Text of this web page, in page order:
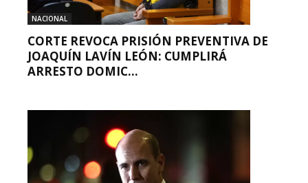
NACIONAL
CORTE REVOCA PRISIÓN PREVENTIVA DE
JOAQUÍN LAVÍN LEÓN: CUMPLIRÁ
ARRESTO DOMIC...